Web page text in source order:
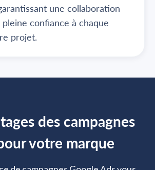
une collaboration
confiance à chaque
projet.
des campagnes
votre marque